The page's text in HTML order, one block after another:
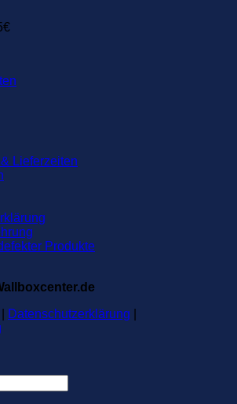
Lieferzeiten
Produkte
Datenschutzerklärung